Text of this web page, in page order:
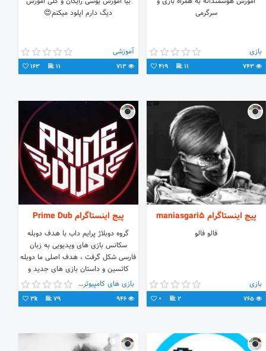
سرگرمی
بازی
743
11
419
دیگ دارم اپلود میکنم😍
آموزشی
713
11
163
پیج اینستاگرام maniasgari5
فالو فالو
بازی
765
2
0
پیج اینستاگرام Prime Dub
گروه دوبلاژ پرایم داب با هدف دوبله
سکانس بازی های ویدیویی به زبان
فارسی شکل گرفت ، هدف اصلی ما دوبله
کاتسین و داستان بازی های جدید و
قدیم به زبان فارسی هست تا گیمر های
فارسی زبان بتونن با زبون شیرین فارسی
سکانس های گیم های مورد علاقه
بازی های کامپیوتری
946
79
3k